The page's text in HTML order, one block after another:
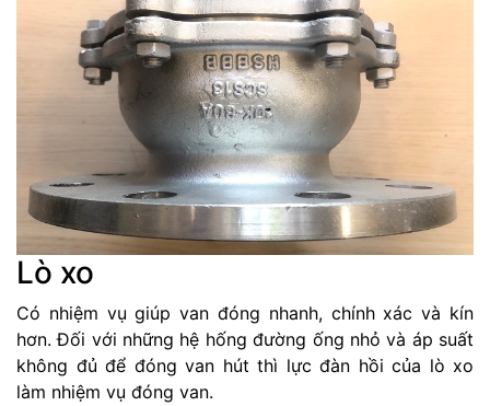
Lò xo
Có nhiệm vụ giúp van đóng nhanh, chính xác và kín
hơn. Đối với những hệ hống đường ống nhỏ và áp suất
không đủ để đóng van hút thì lực đàn hồi của lò xo
làm nhiệm vụ đóng van.